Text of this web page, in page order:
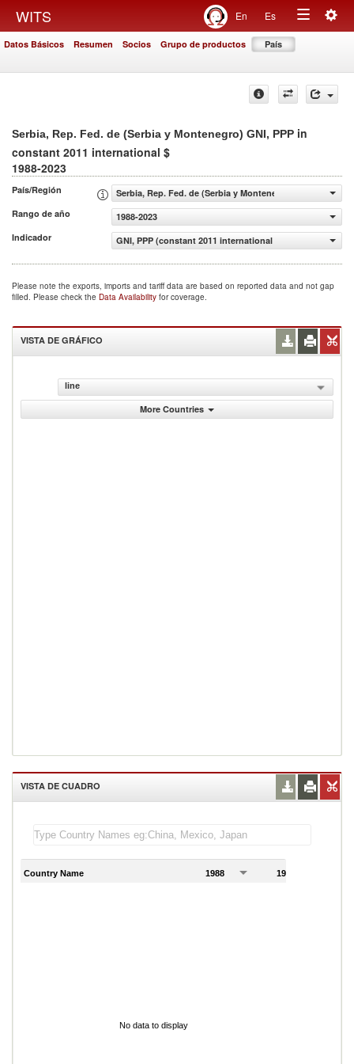
WITS En Es
Toggle
Datos Básicos Resumen Socios Grupo de productos País
Serbia, Rep. Fed. de (Serbia y Montenegro) GNI, PPP in
constant 2011 international $
1988-2023
País/Región
Serbia, Rep. Fed. de (Serbia y Montenegro)
Rango de año
1988-2023
Indicador
GNI, PPP (constant 2011 international $)
Please note the exports, imports and tariff data are based on reported data and not gap
filled. Please check the Data Availability for coverage.
VISTA DE GRÁFICO
line
More Countries
VISTA DE CUADRO
Country Name 1988 1989
No data to display